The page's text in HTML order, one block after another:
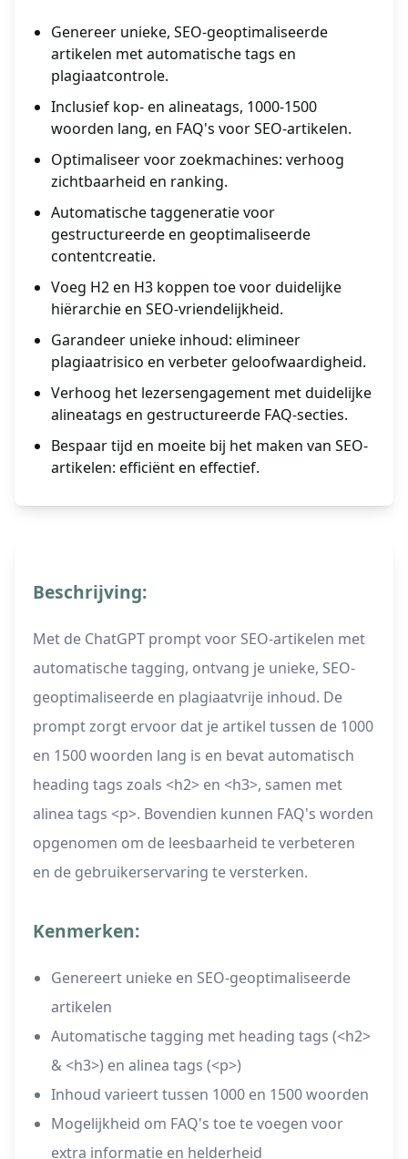
Genereer unieke, SEO-geoptimaliseerde
artikelen met automatische tags en
plagiaatcontrole.
Inclusief kop- en alineatags, 1000-1500
woorden lang, en FAQ's voor SEO-artikelen.
Optimaliseer voor zoekmachines: verhoog
zichtbaarheid en ranking.
Automatische taggeneratie voor
gestructureerde en geoptimaliseerde
contentcreatie.
Voeg H2 en H3 koppen toe voor duidelijke
hiërarchie en SEO-vriendelijkheid.
Garandeer unieke inhoud: elimineer
plagiaatrisico en verbeter geloofwaardigheid.
Verhoog het lezersengagement met duidelijke
alineatags en gestructureerde FAQ-secties.
Bespaar tijd en moeite bij het maken van SEO-
artikelen: efficiënt en effectief.
Beschrijving:
Met de ChatGPT prompt voor SEO-artikelen met
automatische tagging, ontvang je unieke, SEO-
geoptimaliseerde en plagiaatvrije inhoud. De
prompt zorgt ervoor dat je artikel tussen de 1000
en 1500 woorden lang is en bevat automatisch
heading tags zoals <h2> en <h3>, samen met
alinea tags <p>. Bovendien kunnen FAQ's worden
opgenomen om de leesbaarheid te verbeteren
en de gebruikerservaring te versterken.
Kenmerken:
Genereert unieke en SEO-geoptimaliseerde
artikelen
Automatische tagging met heading tags (<h2>
& <h3>) en alinea tags (<p>)
Inhoud varieert tussen 1000 en 1500 woorden
Mogelijkheid om FAQ's toe te voegen voor
extra informatie en helderheid